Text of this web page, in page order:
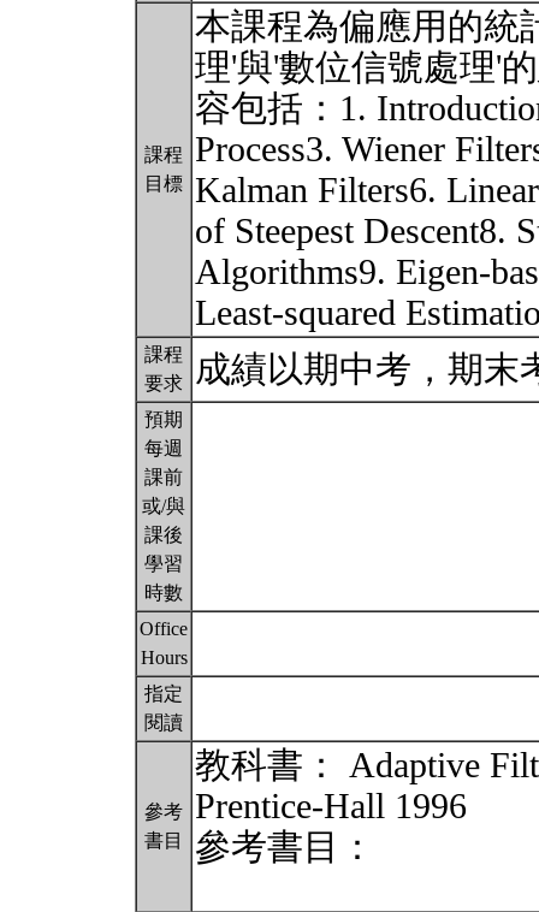
課程
目標
本課程為偏應用的統
理'與'數位信號處理'
容包括：1.
Process3. Wiener
Kalman Filters6.
of Steepest Descent8.
Algorithms9. Eigen-
Least-squared
課程
要求
成績以期中考，期
預期
每週
課前
或/與
課後
學習
時數
Office
Hours
指定
閱讀
參考
書目
教科書： Adaptive
Prentice-Hall 1996
參考書目：